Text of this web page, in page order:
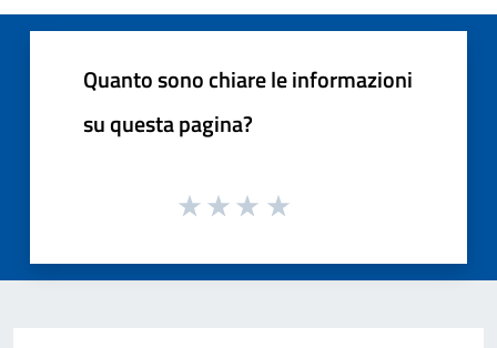
Quanto sono chiare le informazioni
su questa pagina?